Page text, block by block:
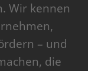
Wir kennen
– und
die